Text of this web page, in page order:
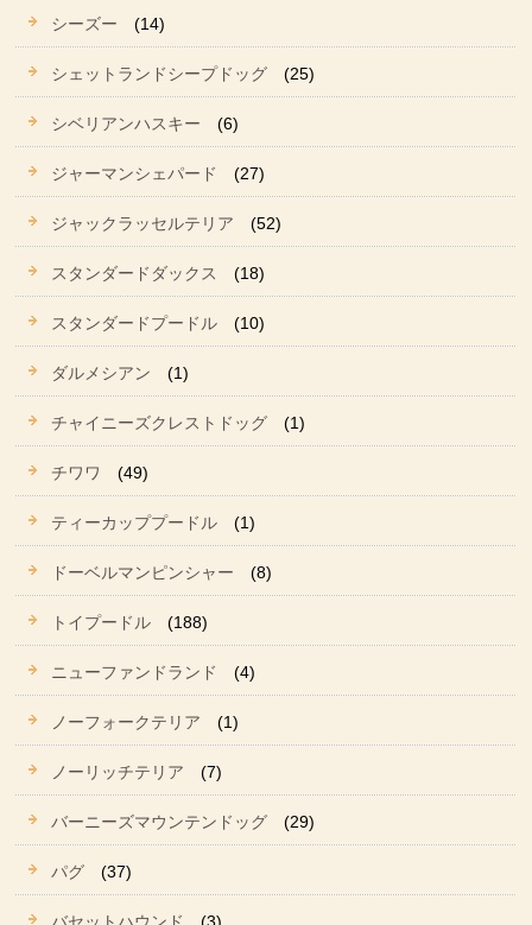
シーズー (14)
シェットランドシープドッグ (25)
シベリアンハスキー (6)
ジャーマンシェパード (27)
ジャックラッセルテリア (52)
スタンダードダックス (18)
スタンダードプードル (10)
ダルメシアン (1)
チャイニーズクレストドッグ (1)
チワワ (49)
ティーカッププードル (1)
ドーベルマンピンシャー (8)
トイプードル (188)
ニューファンドランド (4)
ノーフォークテリア (1)
ノーリッチテリア (7)
バーニーズマウンテンドッグ (29)
パグ (37)